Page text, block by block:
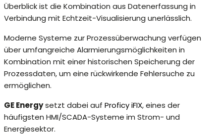
Überblick ist die Kombination aus Datenerfassung in
Verbindung mit Echtzeit-Visualisierung unerlässlich.
Moderne Systeme zur Prozessüberwachung verfügen
über umfangreiche Alarmierungsmöglichkeiten in
Kombination mit einer historischen Speicherung der
Prozessdaten, um eine rückwirkende Fehlersuche zu
ermöglichen.
GE Energysetzt dabei auf Proficy iFIX, eines der
häufigsten HMI/SCADA-Systeme im Strom- und
Energiesektor.